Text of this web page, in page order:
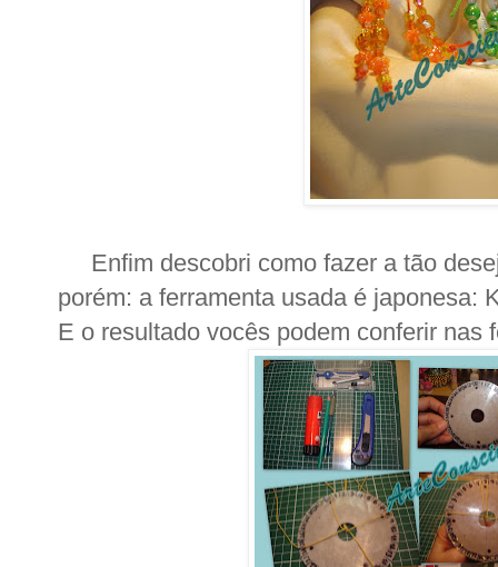
Enfim descobri como fazer a tão
porém: a ferramenta usada é japonesa:
E o resultado vocês podem conferir nas